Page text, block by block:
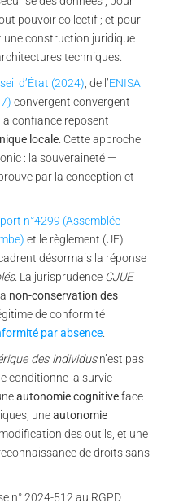
pouvoir collectif ; et pour
une construction juridique
techniques.
d’État (2024), de l’ENISA
convergent convergent
confiance reposent
locale. Cette approche
: la souveraineté —
par la conception et
n°4299 (Assemblée
et le règlement (UE)
désormais la réponse
. La jurisprudence CJUE
non-conservation des
de conformité
par absence.
des individusn’est pas
conditionne la survie
autonomie cognitiveface
uneautonomie
des outils, et une
de droits sans
n° 2024-512 au RGPD